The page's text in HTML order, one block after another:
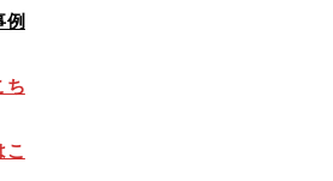
例
ち